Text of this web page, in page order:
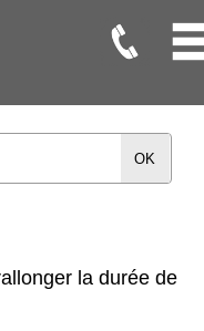
OK
la durée de